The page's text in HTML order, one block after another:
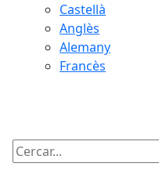
Castellà
Anglès
Alemany
Francès
Cercar: